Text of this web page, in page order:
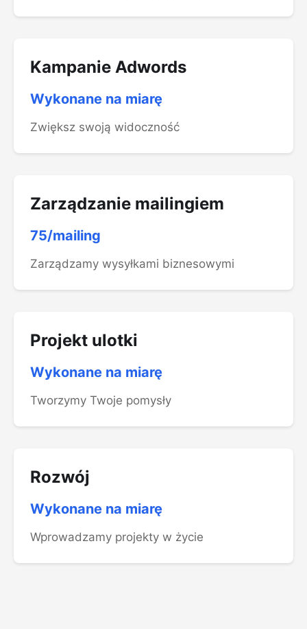
Kampanie Adwords
Wykonane na miarę
Zwiększ swoją widoczność
Zarządzanie mailingiem
75/mailing
Zarządzamy wysyłkami biznesowymi
Projekt ulotki
Wykonane na miarę
Tworzymy Twoje pomysły
Rozwój
Wykonane na miarę
Wprowadzamy projekty w życie